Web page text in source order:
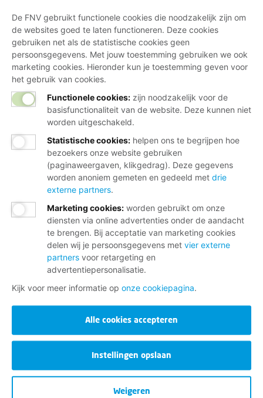
De FNV gebruikt functionele cookies die noodzakelijk zijn om
de websites goed te laten functioneren. Deze cookies
gebruiken net als de statistische cookies geen
persoonsgegevens. Met jouw toestemming gebruiken we ook
marketing cookies. Hieronder kun je toestemming geven voor
het gebruik van cookies.
Functionele cookies: zijn noodzakelijk voor de
basisfunctionaliteit van de website. Deze kunnen niet
worden uitgeschakeld.
Statistische cookies: helpen ons te begrijpen hoe
bezoekers onze website gebruiken
(paginaweergaven, klikgedrag). Deze gegevens
worden anoniem gemeten en gedeeld met drie
externe partners.
Marketing cookies: worden gebruikt om onze
diensten via online advertenties onder de aandacht
te brengen. Bij acceptatie van marketing cookies
delen wij je persoonsgegevens met vier externe
partners voor retargeting en
advertentiepersonalisatie.
Kijk voor meer informatie op onze cookiepagina.
Alle cookies accepteren
Instellingen opslaan
Weigeren